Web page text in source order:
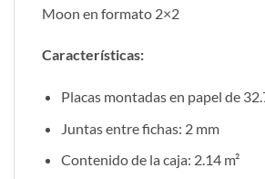
Moon en formato 2×2
Características:
Placas montadas en papel de
Juntas entre fichas: 2 mm
Contenido de la caja: 2.14 m²